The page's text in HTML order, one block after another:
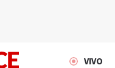
VIVO